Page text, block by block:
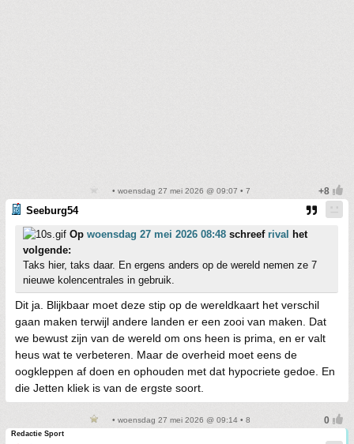
• woensdag 27 mei 2026 @ 09:07 • 7
Seeburg54
Op woensdag 27 mei 2026 08:48 schreef rival
het
volgende:
Taks hier, taks daar. En ergens anders op de wereld nemen ze 7
nieuwe kolencentrales in gebruik.
Dit ja. Blijkbaar moet deze stip op de wereldkaart het verschil
gaan maken terwijl andere landen er een zooi van maken. Dat
we bewust zijn van de wereld om ons heen is prima, en er valt
heus wat te verbeteren. Maar de overheid moet eens de
oogkleppen af doen en ophouden met dat hypocriete gedoe. En
die Jetten kliek is van de ergste soort.
• woensdag 27 mei 2026 @ 09:14 • 8
Redactie Sport